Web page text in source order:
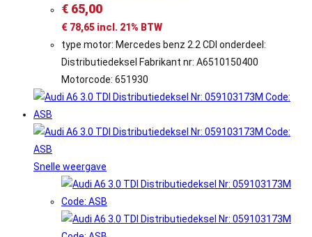
€ 65,00
€ 78,65 incl. 21% BTW
type motor: Mercedes benz 2.2 CDI onderdeel:
Distributiedeksel Fabrikant nr: A6510150400
Motorcode: 651930
Snelle weergave